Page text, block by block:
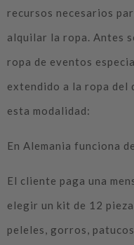
recursos necesarios
alquilar la ropa. Antes
ropa de eventos
extendido a la ropa del
esta modalidad:
En Alemania funciona
El cliente paga una
elegir un kit de 12
peleles, gorros,